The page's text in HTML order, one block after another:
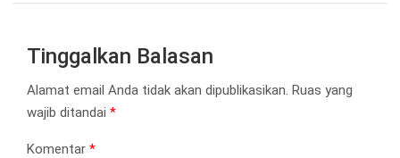
Tinggalkan Balasan
Alamat email Anda tidak akan dipublikasikan. Ruas yang
wajib ditandai *
Komentar *